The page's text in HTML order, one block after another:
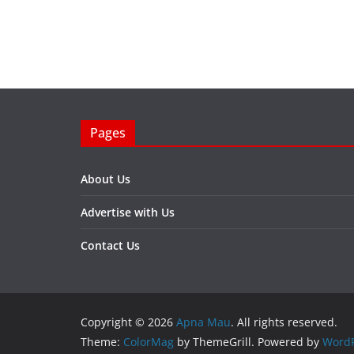
Pages
About Us
Advertise with Us
Contact Us
Copyright © 2026 Apna Mau. All rights reserved.
Theme: ColorMag by ThemeGrill. Powered by